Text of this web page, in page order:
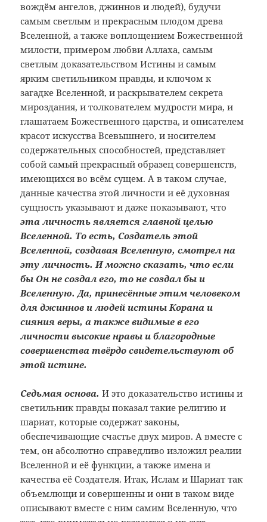
вождём ангелов, джиннов и людей), будучи
самым светлым и прекрасным плодом древа
Вселенной, а также воплощением Божественной
милости, примером любви Аллаха, самым
светлым доказательством Истины и самым
ярким светильником правды, и ключом к
загадке Вселенной, и раскрывателем секрета
мироздания, и толкователем мудрости мира, и
глашатаем Божественного царства, и описателем
красот искусства Всевышнего, и носителем
содержательных способностей, представляет
собой самый прекрасный образец совершенств,
имеющихся во всём сущем. А в таком случае,
данные качества этой личности и её духовная
сущность указывают и даже показывают, что
эта личность является главной целью
Вселенной. То есть, Создатель этой
Вселенной, создавая Вселенную, смотрел на
эту личность. И можно сказать, что если
бы Он не создал его, то не создал бы и
Вселенную. Да, принесённые этим человеком
для джиннов и людей истины Корана и
сияния веры, а также видимые в его
личности высокие нравы и благородные
совершенства твёрдо свидетельствуют об
этой истине.
Седьмая основа.И это доказательство истины и
светильник правды показал такие религию и
шариат, которые содержат законы,
обеспечивающие счастье двух миров. А вместе с
тем, он абсолютно справедливо изложил реалии
Вселенной и её функции, а также имена и
качества её Создателя. Итак, Ислам и Шариат так
объемлющи и совершенны и они в таком виде
описывают вместе с ним самим Вселенную, что